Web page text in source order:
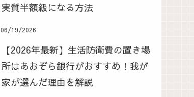
実質半額級になる方法
06/19/2026
【2026年最新】生活防衛費の置き場
所はあおぞら銀行がおすすめ！我が
家が選んだ理由を解説